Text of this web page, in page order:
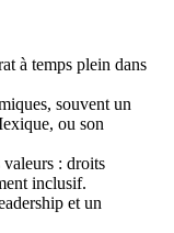
à temps plein dans
souvent un
ou son
valeurs : droits
inclusif.
et un